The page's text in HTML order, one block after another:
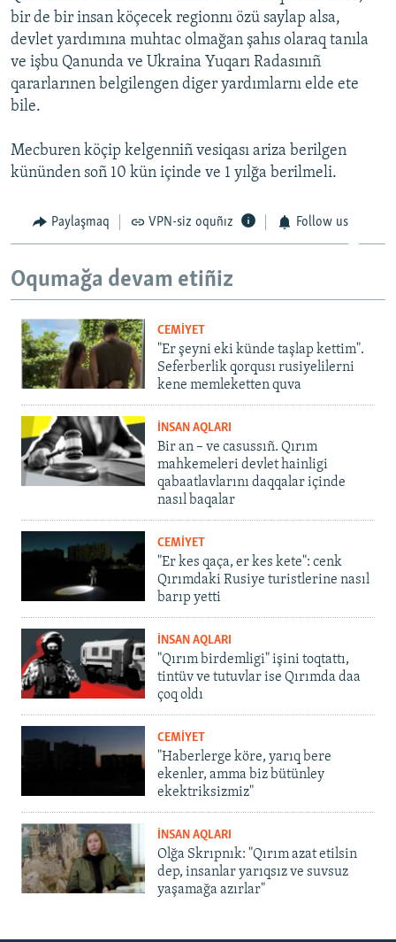
bir de bir insan köçecek regionnı özü saylap alsa,
devlet yardımına muhtac olmağan şahıs olaraq tanıla
ve işbu Qanunda ve Ukraina Yuqarı Radasınıñ
qararlarınen belgilengen diger yardımlarnı elde ete
bile.
Mecburen köçip kelgenniñ vesiqası ariza berilgen
kününden soñ 10 kün içinde ve 1 yılğa berilmeli.
Paylaşmaq VPN-siz oquñız Follow us
Oqumağa devam etiñiz
CEMİYET
"Er şeyni eki künde taşlap kettim".
Seferberlik qorqusı rusiyelilerni
kene memleketten quva
İNSAN AQLARI
Bir an – ve casussıñ. Qırım
mahkemeleri devlet hainligi
qabaatlavlarını daqqalar içinde
nasıl baqalar
CEMİYET
"Er kes qaça, er kes kete": cenk
Qırımdaki Rusiye turistlerine nasıl
barıp yetti
İNSAN AQLARI
"Qırım birdemligi" işini toqtattı,
tintüv ve tutuvlar ise Qırımda daa
çoq oldı
CEMİYET
"Haberlerge köre, yarıq bere
ekenler, amma biz bütünley
ekektriksizmiz"
İNSAN AQLARI
Olğa Skrıpnık: "Qırım azat etilsin
dep, insanlar yarıqsız ve suvsuz
yaşamağa azırlar"